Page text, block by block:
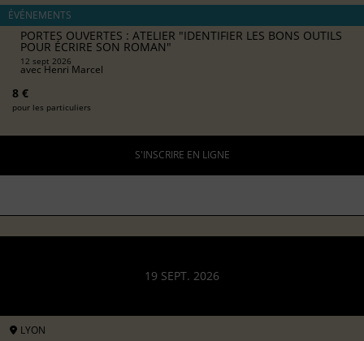
ÉVÉNEMENTS
PORTES OUVERTES : ATELIER "IDENTIFIER LES BONS OUTILS
POUR ÉCRIRE SON ROMAN"
12 sept 2026
avecHenri Marcel
8 €
pour les particuliers
S'INSCRIRE EN LIGNE
19 SEPT. 2026
LYON